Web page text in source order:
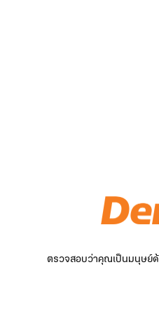
ตรวจสอบว่าคุณเป็นมนุษย์ด้